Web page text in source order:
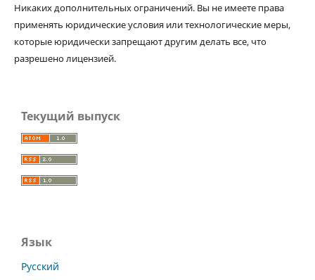
Никаких дополнительных ограничений. Вы не имеете права
применять юридические условия или технологические меры,
которые юридически запрещают другим делать все, что
разрешено лицензией.
Текущий выпуск
Язык
Русский